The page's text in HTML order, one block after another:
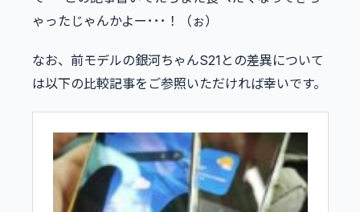
ゃったじゃんかよー･･･！（ぉ）
なお、前モデルの銀河ちゃんS21との差異について
は以下の比較記事をご参照いただければ幸いです。